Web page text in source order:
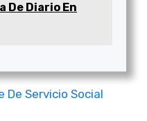
De Diario En
De Servicio Social